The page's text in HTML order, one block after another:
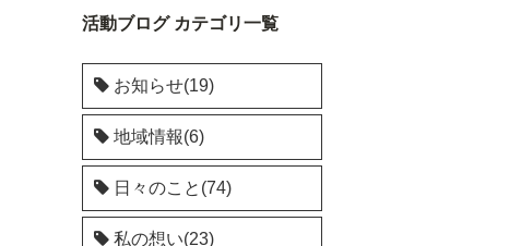
活動ブログ カテゴリ一覧
お知らせ(19)
地域情報(6)
日々のこと(74)
私の想い(23)